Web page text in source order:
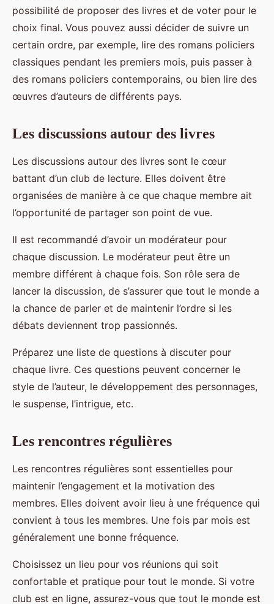
possibilité de proposer des livres et de voter pour le
choix final. Vous pouvez aussi décider de suivre un
certain ordre, par exemple, lire des romans policiers
classiques pendant les premiers mois, puis passer à
des romans policiers contemporains, ou bien lire des
œuvres d’auteurs de différents pays.
Les discussions autour des livres
Les discussions autour des livres sont le cœur
battant d’un club de lecture. Elles doivent être
organisées de manière à ce que chaque membre ait
l’opportunité de partager son point de vue.
Il est recommandé d’avoir un modérateur pour
chaque discussion. Le modérateur peut être un
membre différent à chaque fois. Son rôle sera de
lancer la discussion, de s’assurer que tout le monde a
la chance de parler et de maintenir l’ordre si les
débats deviennent trop passionnés.
Préparez une liste de questions à discuter pour
chaque livre. Ces questions peuvent concerner le
style de l’auteur, le développement des personnages,
le suspense, l’intrigue, etc.
Les rencontres régulières
Les rencontres régulières sont essentielles pour
maintenir l’engagement et la motivation des
membres. Elles doivent avoir lieu à une fréquence qui
convient à tous les membres. Une fois par mois est
généralement une bonne fréquence.
Choisissez un lieu pour vos réunions qui soit
confortable et pratique pour tout le monde. Si votre
club est en ligne, assurez-vous que tout le monde est